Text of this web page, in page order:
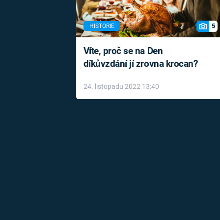
HISTORIE 5
Víte, proč se na Den
díkůvzdání jí zrovna krocan?
24. listopadu 2022 13:40